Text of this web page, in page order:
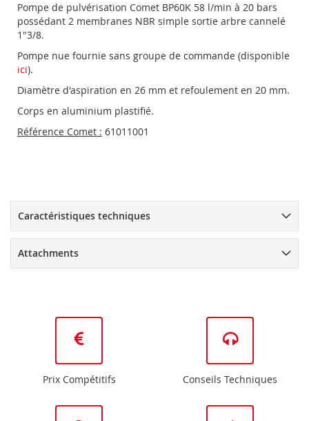
Pompe de pulvérisation Comet BP60K 58 l/min à 20 bars
possédant 2 membranes NBR simple sortie arbre cannelé
1"3/8.
Pompe nue fournie sans groupe de commande (disponible
ici).
Diamètre d'aspiration en 26 mm et refoulement en 20 mm.
Corps en aluminium plastifié.
Référence Comet : 61011001
Caractéristiques techniques
Attachments
Prix Compétitifs Conseils Techniques